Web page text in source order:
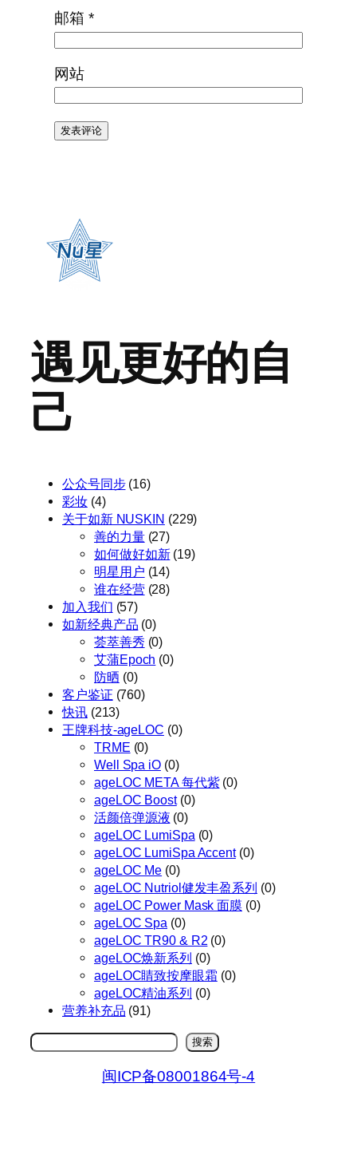
邮箱 *
网站
遇见更好的自
己
公众号同步(16)
彩妆(4)
关于如新 NUSKIN (229)
善的力量(27)
如何做好如新(19)
明星用户 (14)
谁在经营(28)
加入我们 (57)
如新经典产品 (0)
荟萃善秀 (0)
艾蒲Epoch (0)
防晒 (0)
客户鉴证 (760)
快讯(213)
王牌科技-ageLOC (0)
TRME (0)
Well Spa iO(0)
ageLOC META 每代紫(0)
ageLOC Boost(0)
活颜倍弹源液 (0)
ageLOC LumiSpa (0)
ageLOC LumiSpa Accent(0)
ageLOC Me (0)
ageLOC Nutriol健发丰盈系列 (0)
ageLOC Power Mask 面膜 (0)
ageLOC Spa (0)
ageLOC TR90 & R2 (0)
ageLOC焕新系列 (0)
ageLOC睛致按摩眼霜 (0)
ageLOC精油系列 (0)
营养补充品 (91)
搜
搜索
闽ICP备08001864号-4